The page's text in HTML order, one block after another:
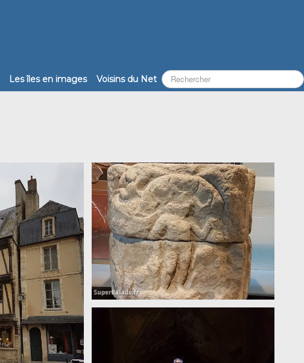
Les îles en images Voisins du Net